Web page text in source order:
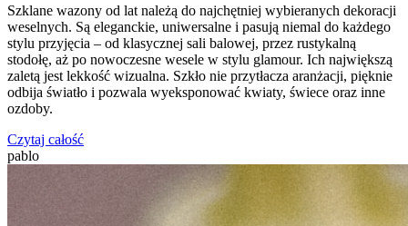
Szklane wazony od lat należą do najchętniej wybieranych dekoracji
weselnych. Są eleganckie, uniwersalne i pasują niemal do każdego
stylu przyjęcia – od klasycznej sali balowej, przez rustykalną
stodołę, aż po nowoczesne wesele w stylu glamour. Ich największą
zaletą jest lekkość wizualna. Szkło nie przytłacza aranżacji, pięknie
odbija światło i pozwala wyeksponować kwiaty, świece oraz inne
ozdoby.
Czytaj całość
pablo